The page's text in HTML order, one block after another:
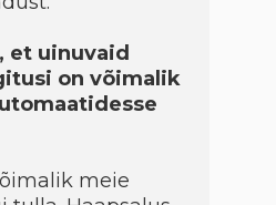
et uinuvaid
on võimalik
meie